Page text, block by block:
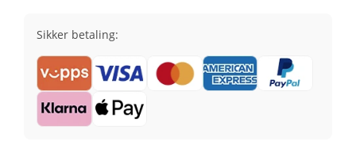
Sikker betaling: